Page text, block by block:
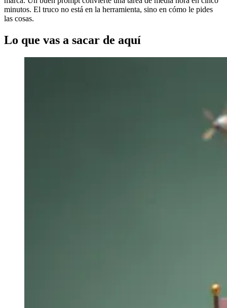
minutos. El truco no está en la herramienta, sino en cómo le pides
las cosas.
Lo que vas a sacar de aquí